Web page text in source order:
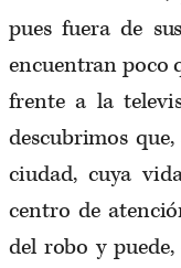
pues fuera de
encuentran poco
frente a la
descubrimos
ciudad, cuya
centro de
del robo y